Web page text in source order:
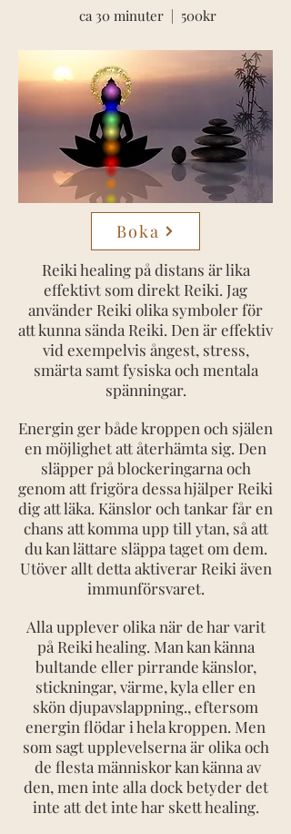
ca 30 minuter | 500kr
Boka
Reiki healing på distans är lika
effektivt som direkt Reiki. Jag
använder Reiki olika symboler för
att kunna sända Reiki. Den är effektiv
vid exempelvis ångest, stress,
smärta samt fysiska och mentala
spänningar.
Energin ger både kroppen och själen
en möjlighet att återhämta sig. Den
släpper på blockeringarna och
genom att frigöra dessa hjälper Reiki
dig att läka. Känslor och tankar får en
chans att komma upp till ytan, så att
du kan lättare släppa taget om dem.
Utöver allt detta aktiverar Reiki även
immunförsvaret.
Alla upplever olika när de har varit
på Reiki healing. Man kan känna
bultande eller pirrande känslor,
stickningar, värme, kyla eller en
skön djupavslappning., eftersom
energin flödar i hela kroppen. Men
som sagt upplevelserna är olika och
de flesta människor kan känna av
den, men inte alla dock betyder det
inte att det inte har skett healing.